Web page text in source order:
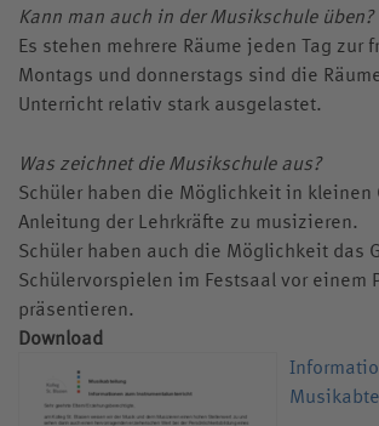
Kann man auch in der Musikschule üben?
Es stehen mehrere Räume jeden Tag zur
Montags und donnerstags sind die
Unterricht relativ stark ausgelastet.
Was zeichnet die Musikschule aus?
Schüler haben die Möglichkeit in kleinen
Anleitung der Lehrkräfte zu musizieren.
Schüler haben auch die Möglichkeit das
Schülervorspielen im Festsaal vor einem
präsentieren.
Download